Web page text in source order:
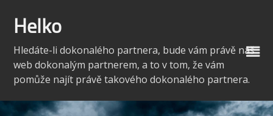
content
Helko
Hledáte-li dokonalého partnera, bude vám právě náš
web dokonalým partnerem, a to v tom, že vám
pomůže najít právě takového dokonalého partnera.